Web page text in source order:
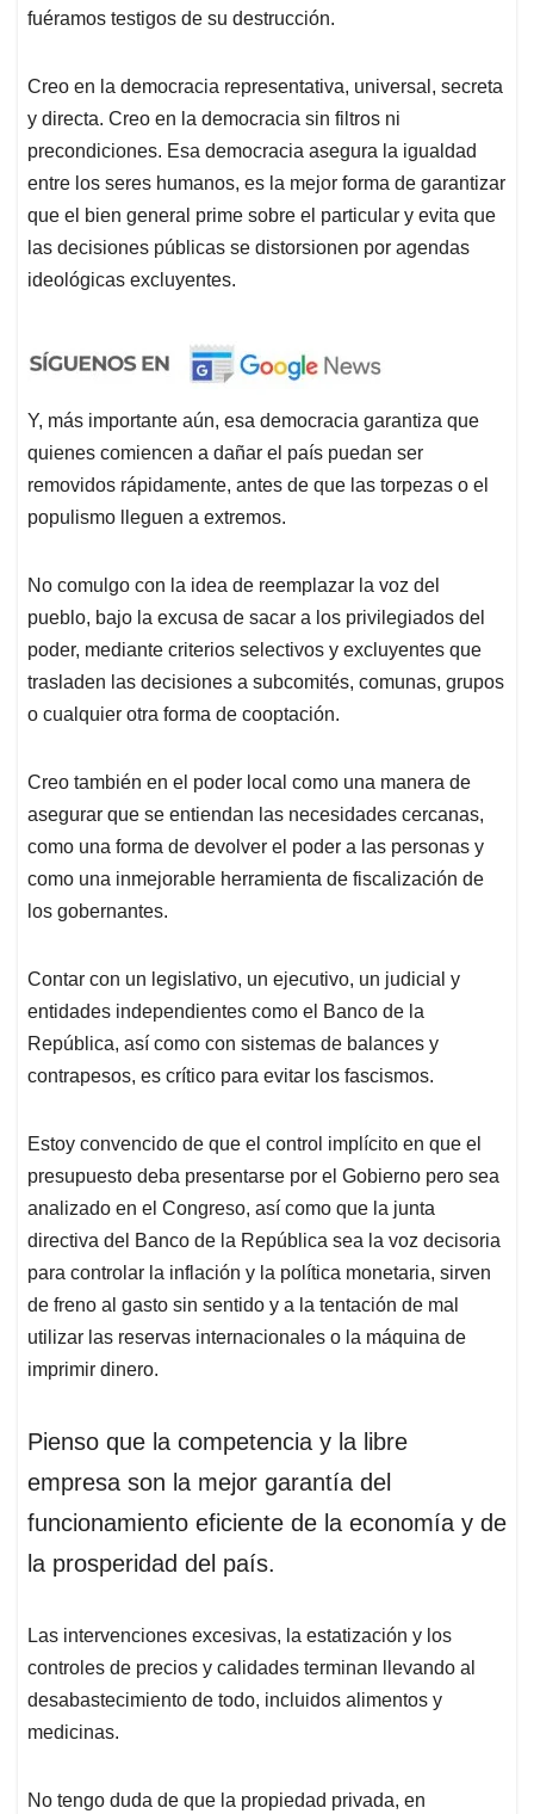
fuéramos testigos de su destrucción.
Creo en la democracia representativa, universal, secreta
y directa. Creo en la democracia sin filtros ni
precondiciones. Esa democracia asegura la igualdad
entre los seres humanos, es la mejor forma de garantizar
que el bien general prime sobre el particular y evita que
las decisiones públicas se distorsionen por agendas
ideológicas excluyentes.
Y, más importante aún, esa democracia garantiza que
quienes comiencen a dañar el país puedan ser
removidos rápidamente, antes de que las torpezas o el
populismo lleguen a extremos.
No comulgo con la idea de reemplazar la voz del
pueblo, bajo la excusa de sacar a los privilegiados del
poder, mediante criterios selectivos y excluyentes que
trasladen las decisiones a subcomités, comunas, grupos
o cualquier otra forma de cooptación.
Creo también en el poder local como una manera de
asegurar que se entiendan las necesidades cercanas,
como una forma de devolver el poder a las personas y
como una inmejorable herramienta de fiscalización de
los gobernantes.
Contar con un legislativo, un ejecutivo, un judicial y
entidades independientes como el Banco de la
República, así como con sistemas de balances y
contrapesos, es crítico para evitar los fascismos.
Estoy convencido de que el control implícito en que el
presupuesto deba presentarse por el Gobierno pero sea
analizado en el Congreso, así como que la junta
directiva del Banco de la República sea la voz decisoria
para controlar la inflación y la política monetaria, sirven
de freno al gasto sin sentido y a la tentación de mal
utilizar las reservas internacionales o la máquina de
imprimir dinero.
Pienso que la competencia y la libre
empresa son la mejor garantía del
funcionamiento eficiente de la economía y de
la prosperidad del país.
Las intervenciones excesivas, la estatización y los
controles de precios y calidades terminan llevando al
desabastecimiento de todo, incluidos alimentos y
medicinas.
No tengo duda de que la propiedad privada, en